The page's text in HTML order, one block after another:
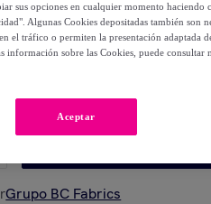
Grupo BC Fabrics
sus opciones en cualquier momento haciendo
Algunas Cookies depositadas también son
el tráfico o permiten la presentación adaptada
información sobre las Cookies, puede consultar
Aceptar